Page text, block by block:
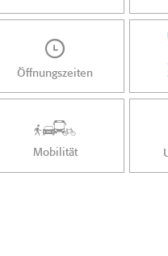
Öffnungszeiten
Mobilität